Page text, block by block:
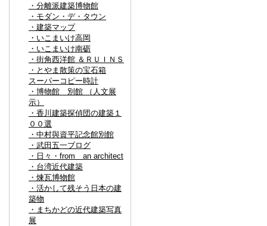
・分離派建築博物館
・モダン・デ・タウン
・建築マップ
・いこまいけ高岡
・いこまいけ南砺
・街角西洋館 ＆ＲＵＩＮＳ
・とやま散策の宝石箱
スーパーコピー時計
・博物館 別館 （人文展
示）
・香川建築探偵団の建築１
００選
・中村與資平記念館別館
・武田五一ブログ
・日々・from an architect
・台湾近代建築
・煉瓦博物館
・活かして残そう日本の建
築物
・まちかどの近代建築写真
展